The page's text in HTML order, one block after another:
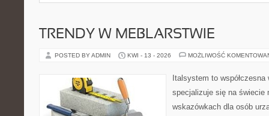
TRENDY W MEBLARSTWIE
POSTED BY ADMIN KWI - 13 - 2026 MOŻLIWOŚĆ
Italsystem to
specjalizuje się na świecie
wskazówkach dla osób